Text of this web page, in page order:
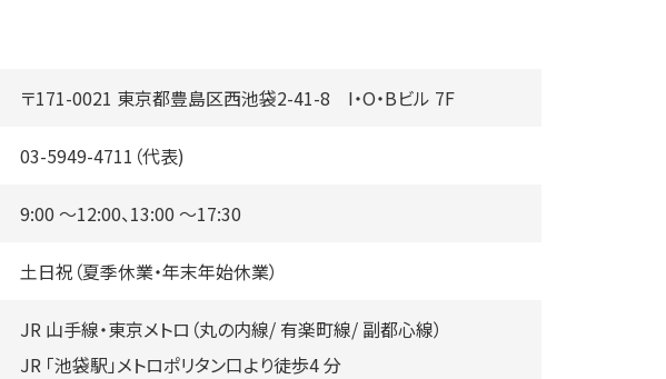
〒171-0021 東京都豊島区西池袋2-41-8 I・O・Bビル 7F
03-5949-4711（代表)
9:00 〜12:00、13:00 〜17:30
⼟⽇祝（夏季休業・年末年始休業）
JR ⼭⼿線・東京メトロ（丸の内線/ 有楽町線/ 副都⼼線）
JR 「池袋駅」メトロポリタン⼝より徒歩4 分